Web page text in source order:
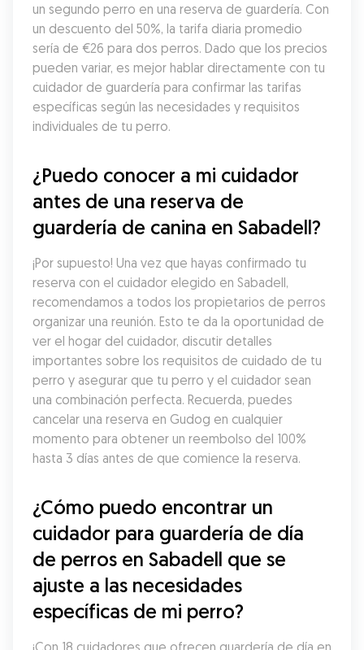
un segundo perro en una reserva de guardería. Con
un descuento del 50%, la tarifa diaria promedio
sería de €26 para dos perros. Dado que los precios
pueden variar, es mejor hablar directamente con tu
cuidador de guardería para confirmar las tarifas
específicas según las necesidades y requisitos
individuales de tu perro.
¿Puedo conocer a mi cuidador
antes de una reserva de
guardería de canina en Sabadell?
¡Por supuesto! Una vez que hayas confirmado tu
reserva con el cuidador elegido en Sabadell,
recomendamos a todos los propietarios de perros
organizar una reunión. Esto te da la oportunidad de
ver el hogar del cuidador, discutir detalles
importantes sobre los requisitos de cuidado de tu
perro y asegurar que tu perro y el cuidador sean
una combinación perfecta. Recuerda, puedes
cancelar una reserva en Gudog en cualquier
momento para obtener un reembolso del 100%
hasta 3 días antes de que comience la reserva.
¿Cómo puedo encontrar un
cuidador para guardería de día
de perros en Sabadell que se
ajuste a las necesidades
específicas de mi perro?
¡Con 18 cuidadores que ofrecen guardería de día en